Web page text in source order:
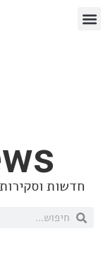
בנושא